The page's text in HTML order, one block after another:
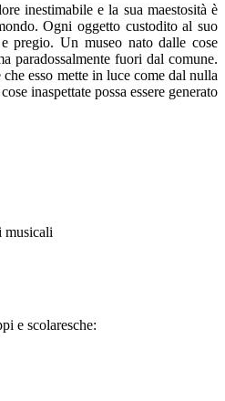
inestimabile e la sua maestosità è
Ogni oggetto custodito al suo
pregio. Un museo nato dalle cose
paradossalmente fuori dal comune.
esso mette in luce come dal nulla
inaspettate possa essere generato
musicali
e scolaresche: